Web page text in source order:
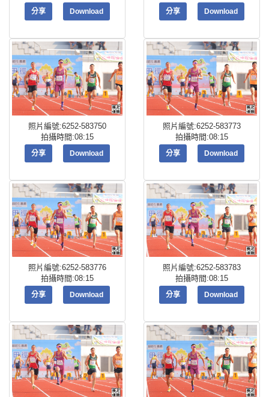
分享 Download 分享 Download
照片編號:6252-583750
拍攝時間:08:15
分享 Download
照片編號:6252-583773
拍攝時間:08:15
分享 Download
照片編號:6252-583776
拍攝時間:08:15
分享 Download
照片編號:6252-583783
拍攝時間:08:15
分享 Download